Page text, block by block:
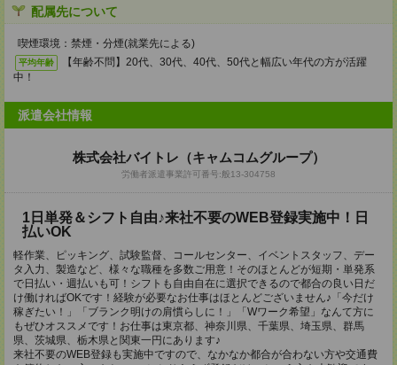
配属先について
喫煙環境：禁煙・分煙(就業先による)
平均年齢
【年齢不問】20代、30代、40代、50代と幅広い年代の方が活躍
中！
派遣会社情報
株式会社バイトレ（キャムコムグループ）
労働者派遣事業許可番号:般13-304758
1日単発＆シフト自由♪来社不要のWEB登録実施中！日
払いOK
軽作業、ピッキング、試験監督、コールセンター、イベントスタッフ、デー
タ入力、製造など、様々な職種を多数ご用意！そのほとんどが短期・単発系
で日払い・週払いも可！シフトも自由自在に選択できるので都合の良い日だ
け働ければOKです！経験が必要なお仕事はほとんどございません♪「今だけ
稼ぎたい！」「ブランク明けの肩慣らしに！」「Wワーク希望」なんて方に
もぜひオススメです！お仕事は東京都、神奈川県、千葉県、埼玉県、群馬
県、茨城県、栃木県と関東一円にあります♪
来社不要のWEB登録も実施中ですので、なかなか都合が合わない方や交通費